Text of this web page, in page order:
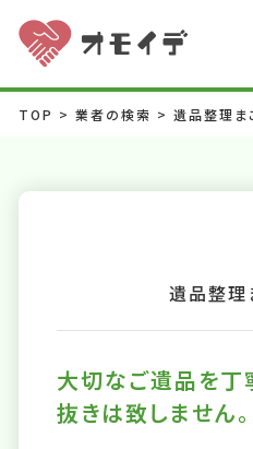
TOP > 業者の検索 > 遺品整理ま
遺品整理
大切なご遺品を丁
抜きは致しません。